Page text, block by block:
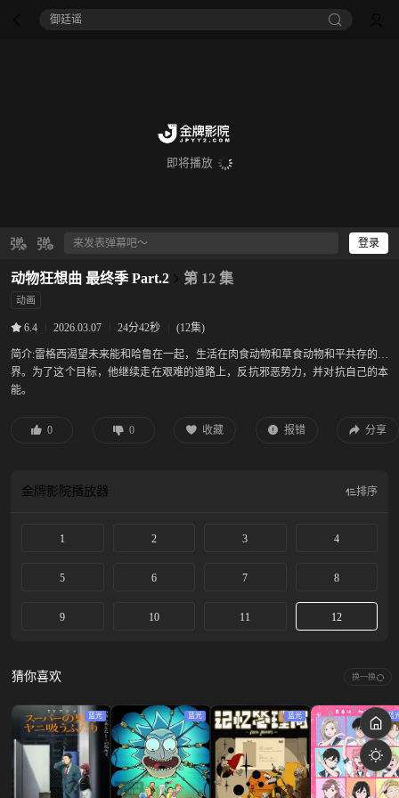
痴迷
即将播放
登录
动物狂想曲 最终季 Part.2 第 12 集
动画
6.4 2026.03.07 24分42秒 (12集)
简介:雷格西渴望未来能和哈鲁在一起，生活在肉食动物和草食动物和平共存的世
界。为了这个目标，他继续走在艰难的道路上，反抗邪恶势力，并对抗自己的本
能。
0 0 收藏 报错 分享
金牌影院播放器 排序
1 2 3 4
5 6 7 8
9 10 11 12
猜你喜欢 换一换
蓝光 蓝光 蓝光 蓝